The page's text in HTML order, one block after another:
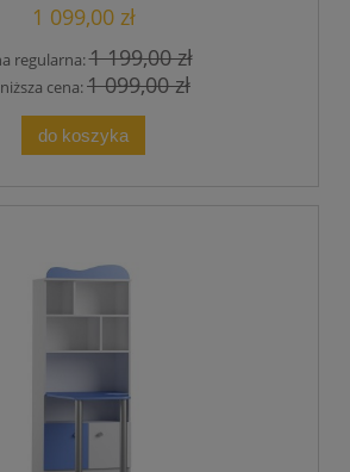
1 099,00 zł
regularna:1 199,00 zł
cena:1 099,00 zł
do koszyka